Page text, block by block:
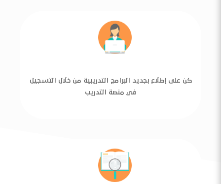
كن على إطلاع بجديد البرامج التدريبية من خلال التسجيل
في منصة التدريب